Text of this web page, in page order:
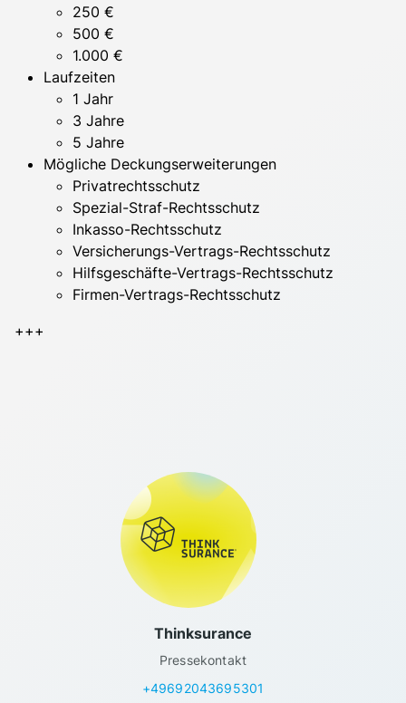
250 €
500 €
1.000 €
Laufzeiten
1 Jahr
3 Jahre
5 Jahre
Mögliche Deckungserweiterungen
Privatrechtsschutz
Spezial-Straf-Rechtsschutz
Inkasso-Rechtsschutz
Versicherungs-Vertrags-Rechtsschutz
Hilfsgeschäfte-Vertrags-Rechtsschutz
Firmen-Vertrags-Rechtsschutz
+++
Thinksurance
Pressekontakt
+49692043695301